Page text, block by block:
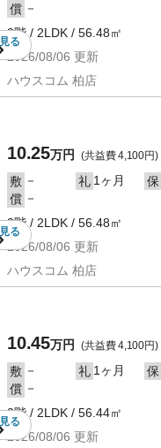
見る
償 －
2階 / 2LDK / 56.48㎡
2026/08/06 更新
ハウスコム 柏店
見る
10.25万円 (共益費 4,100円)
敷 － 礼 1ヶ月 保
償 －
2階 / 2LDK / 56.48㎡
2026/08/06 更新
ハウスコム 柏店
見る
10.45万円 (共益費 4,100円)
敷 － 礼 1ヶ月 保
償 －
2階 / 2LDK / 56.44㎡
2026/08/06 更新